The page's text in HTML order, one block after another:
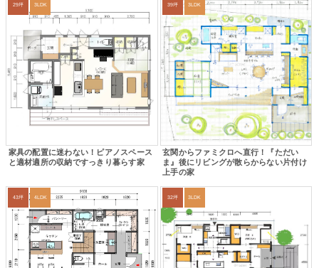
29坪 3LDK
家具の配置に迷わない！ピアノスペース
と適材適所の収納ですっきり暮らす家
39坪 3LDK
玄関からファミクロへ直行！『ただい
ま』後にリビングが散らからない片付け
上手の家
43坪 4LDK 32坪 3LDK